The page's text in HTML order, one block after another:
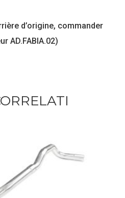
d’origine, commander
AD.FABIA.02)